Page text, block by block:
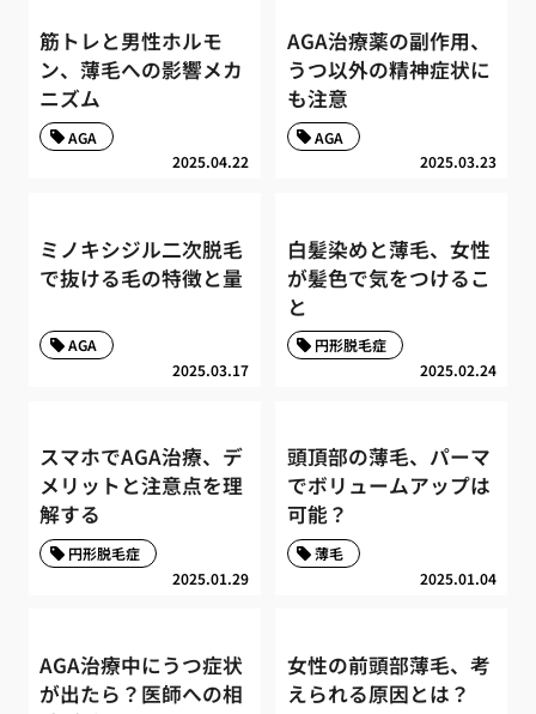
筋トレと男性ホルモ
ン、薄毛への影響メカ
ニズム
2025.04.22
AGA
AGA治療薬の副作用、
うつ以外の精神症状に
も注意
2025.03.23
AGA
ミノキシジル二次脱毛
で抜ける毛の特徴と量
2025.03.17
AGA
白髪染めと薄毛、女性
が髪色で気をつけるこ
と
2025.02.24
円形脱毛症
スマホでAGA治療、デ
メリットと注意点を理
解する
2025.01.29
円形脱毛症
頭頂部の薄毛、パーマ
でボリュームアップは
可能？
2025.01.04
薄毛
AGA治療中にうつ症状
が出たら？医師への相
女性の前頭部薄毛、考
えられる原因とは？